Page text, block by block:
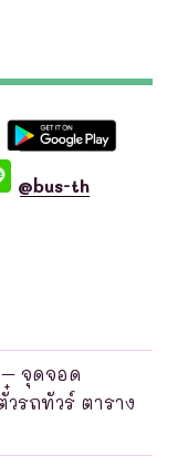
@bus-th
จุดจอด
รถทัวร์ ตาราง